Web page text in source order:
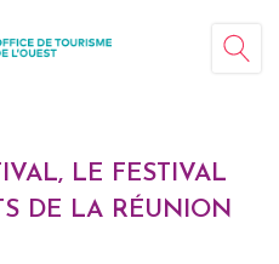
LE FESTIVAL
DE LA RÉUNION